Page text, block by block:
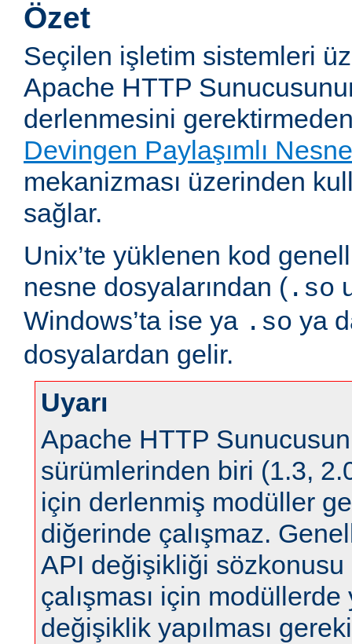
Özet
Seçilen işletim sistemleri
Apache HTTP
derlenmesini
Devingen Paylaşımlı Nesne
mekanizması üzerinden
sağlar.
Unix’te yüklenen kod
nesne dosyalarından ( .so
Windows’ta ise ya .so ya
dosyalardan gelir.
Uyarı
Apache HTTP
sürümlerinden biri (1.3,
için derlenmiş modüller
diğerinde çalışmaz.
API değişikliği
çalışması için
değişiklik yapılması